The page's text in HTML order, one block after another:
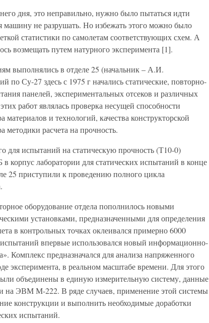
дня, это неправильно, нужно было пытаться идти
машину не разрушать. Но избежать этого можно было
статистики по самолетам соответствующих схем. А
возмещать путем натурного эксперимента [1].
выполнялись в отделе 25 (начальник – А.И.
по Су-27 здесь с 1975 г начались статические, повторно-
панелей, экспериментальных отсеков и различных
работ являлась проверка несущей способности
и технологий, качества конструкторской
методики расчета на прочность.
для испытаний на статическую прочность (Т10-0)
корпус лаборатории для статических испытаний в конце
25 приступили к проведению полного цикла
оборудование отдела пополнилось новыми
установками, предназначенными для определения
в контрольных точках оклеивался примерно 6000
впервые использовался новый информационно-
Комплекс предназначался для анализа напряженного
эксперимента, в реальном масштабе времени. Для этого
объединены в единую измерительную систему, данные
на ЭВМ М-222. В ряде случаев, применение этой системы
конструкции и выполнить необходимые доработки
испытаний.